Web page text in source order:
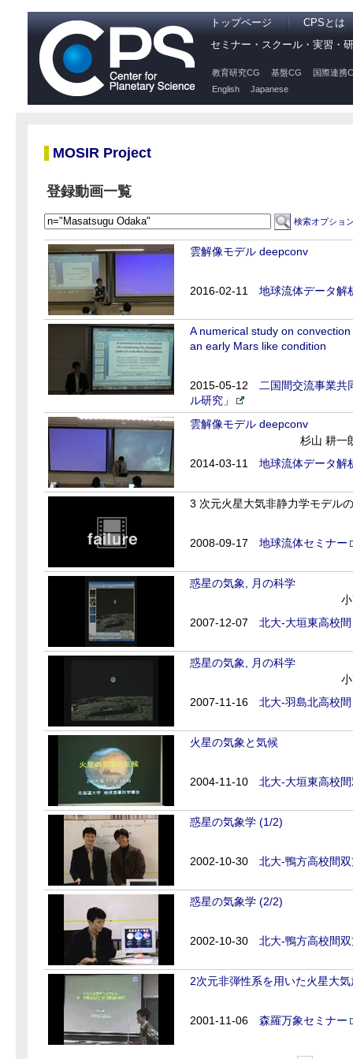
トップページ
CPSとは
セミナー・スクール・実習・
教育研究CG 基盤CG
国際連携
English
Japanese
MOSIR Project
登録動画一覧
検索オプショ
雲解像モデル deepconv
2016-02-11 地球流体データ解
A numerical study on
an early Mars like condition
2015-05-12
二国間交流事業共
ル研究」
雲解像モデル deepconv
杉山 耕一
2014-03-11
地球流体データ解
3 次元火星大気非静力学モデル
2008-09-17 地球流体セミナー
惑星の気象, 月の科学
2007-12-07
北大-大垣東高校
惑星の気象, 月の科学
2007-11-16
北大-羽島北高校
火星の気象と気候
2004-11-10 北大-大垣東高校
惑星の気象学 (1/2)
2002-10-30 北大-鴨方高校間
惑星の気象学 (2/2)
2002-10-30 北大-鴨方高校間
2次元非弾性系を用いた火星大
2001-11-06 森羅万象セミナー